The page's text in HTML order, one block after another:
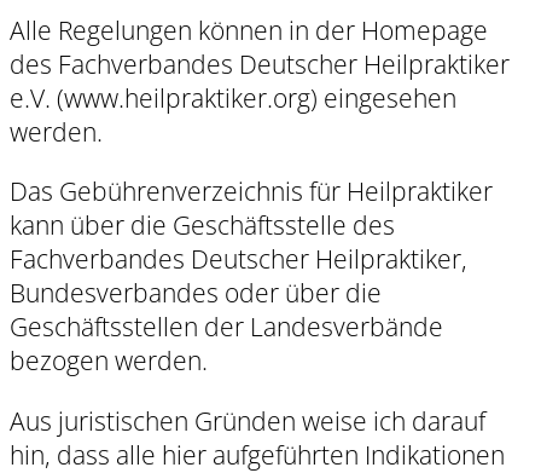
Alle Regelungen können in der Homepage
des Fachverbandes Deutscher Heilpraktiker
e.V. (www.heilpraktiker.org) eingesehen
werden.
Das Gebührenverzeichnis für Heilpraktiker
kann über die Geschäftsstelle des
Fachverbandes Deutscher Heilpraktiker,
Bundesverbandes oder über die
Geschäftsstellen der Landesverbände
bezogen werden.
Aus juristischen Gründen weise ich darauf
hin, dass alle hier aufgeführten Indikationen